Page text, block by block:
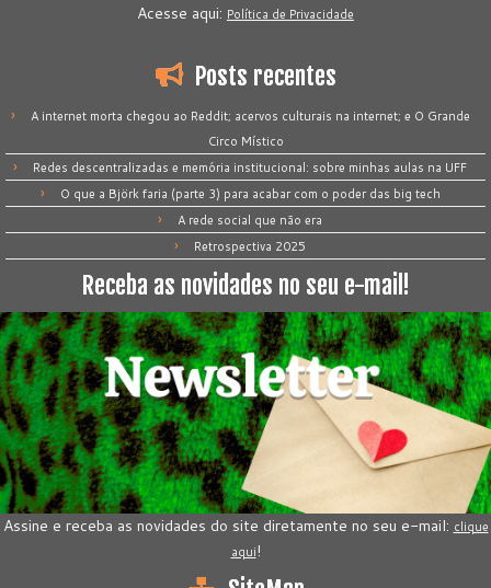
Acesse aqui: Política de Privacidade
Posts recentes
A internet morta chegou ao Reddit; acervos culturais na internet; e O Grande
Circo Místico
Redes descentralizadas e memória institucional: sobre minhas aulas na UFF
O que a Björk faria (parte 3) para acabar com o poder das big tech
A rede social que não era
Retrospectiva 2025
Receba as novidades no seu e-mail!
Assine e receba as novidades do site diretamente no seu e-mail: clique
aqui!